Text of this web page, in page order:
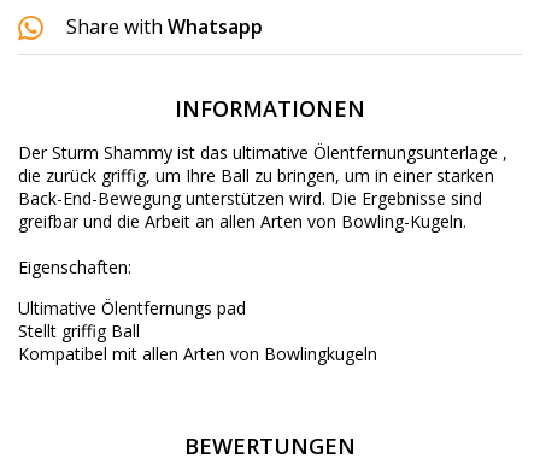
Share with Whatsapp
INFORMATIONEN
Der Sturm Shammy ist das ultimative Ölentfernungsunterlage ,
die zurück griffig, um Ihre Ball zu bringen, um in einer starken
Back-End-Bewegungunterstützen wird. Die Ergebnisse sind
greifbar und die Arbeit an allen Arten von Bowling-Kugeln.
Eigenschaften:
Ultimative Ölentfernungs pad
Stellt griffig Ball
Kompatibel mit allen Arten von Bowlingkugeln
BEWERTUNGEN